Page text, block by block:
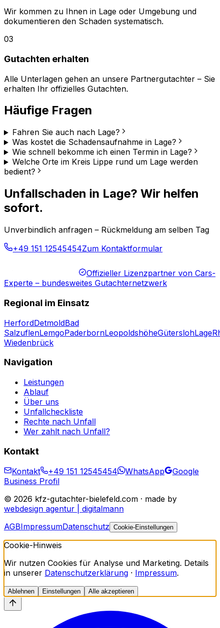
Wir kommen zu Ihnen in Lage oder Umgebung und
dokumentieren den Schaden systematisch.
03
Gutachten erhalten
Alle Unterlagen gehen an unsere Partnergutachter – Sie
erhalten Ihr offizielles Gutachten.
Häufige Fragen
Fahren Sie auch nach Lage?
Was kostet die Schadensaufnahme in Lage?
Wie schnell bekomme ich einen Termin in Lage?
Welche Orte im Kreis Lippe rund um Lage werden
bedient?
Unfallschaden in Lage? Wir helfen
sofort.
Unverbindlich anfragen – Rückmeldung am selben Tag
+49 151 12545454Zum Kontaktformular
Offizieller Lizenzpartner von Cars-
Experte – bundesweites Gutachternetzwerk
Regional im Einsatz
HerfordDetmoldBad
SalzuflenLemgoPaderbornLeopoldshöheGüterslohLage
Wiedenbrück
Navigation
Leistungen
Ablauf
Über uns
Unfallcheckliste
Rechte nach Unfall
Wer zahlt nach Unfall?
Kontakt
Kontakt +49 151 12545454 WhatsApp
Google
Business Profil
© 2026 kfz-gutachter-bielefeld.com · made by
webdesign agentur | digitalmann
AGBImpressumDatenschutz Cookie-Einstellungen
Cookie-Hinweis
Wir nutzen Cookies für Analyse und Marketing. Details
in unserer Datenschutzerklärung · Impressum.
Ablehnen Einstellungen Alle akzeptieren